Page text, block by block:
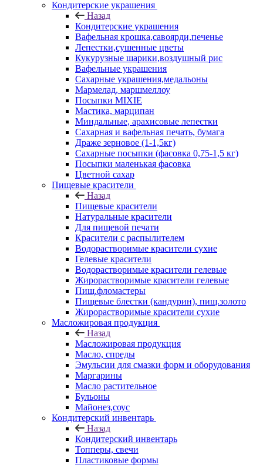
Кондитерские украшения
Назад
Кондитерские украшения
Вафельная крошка,савоярди,печенье
Лепестки,сушенные цветы
Кукурузные шарики,воздушный рис
Вафельные украшения
Сахарные украшения,медальоны
Мармелад, маршмеллоу
Посыпки MIXIE
Мастика, марципан
Миндальные, арахисовые лепестки
Сахарная и вафельная печать, бумага
Драже зерновое (1-1,5кг)
Сахарные посыпки (фасовка 0,75-1,5 кг)
Посыпки маленькая фасовка
Цветной сахар
Пищевые красители
Назад
Пищевые красители
Натуральные красители
Для пищевой печати
Красители с распылителем
Водорастворимые красители сухие
Гелевые красители
Водорастворимые красители гелевые
Жирорастворимые красители гелевые
Пищ.фломастеры
Пищевые блестки (кандурин), пищ.золото
Жирорастворимые красители сухие
Масложировая продукция
Назад
Масложировая продукция
Масло, спреды
Эмульсии для смазки форм и оборудования
Маргарины
Масло растительное
Бульоны
Майонез,соус
Кондитерский инвентарь
Назад
Кондитерский инвентарь
Топперы, свечи
Пластиковые формы